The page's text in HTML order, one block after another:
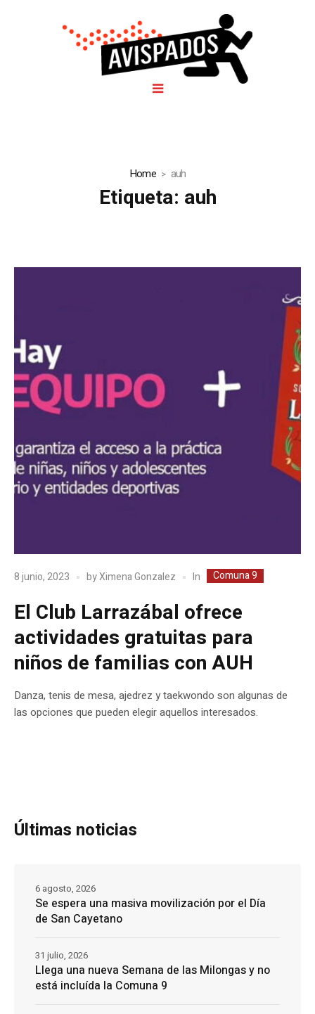
Home auh
Etiqueta: auh
8 junio, 2023 byXimena Gonzalez In Comuna 9
El Club Larrazábal ofrece
actividades gratuitas para
niños de familias con AUH
Danza, tenis de mesa, ajedrez y taekwondo son algunas de
las opciones que pueden elegir aquellos interesados.
Últimas noticias
Se espera una masiva movilización por el Día
de San Cayetano
6 agosto, 2026
Llega una nueva Semana de las Milongas y no
está incluída la Comuna 9
31 julio, 2026